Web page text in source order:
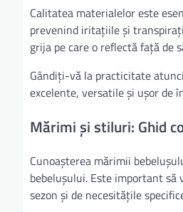
Calitatea materialelor este
prevenind iritațiile și
grija pe care o reflectă față de
Gândiți-vă la practicitate
excelente, versatile și ușor de
Mărimi și stiluri: Ghid
Cunoașterea mărimii
bebelușului. Este important
sezon și de necesitățile